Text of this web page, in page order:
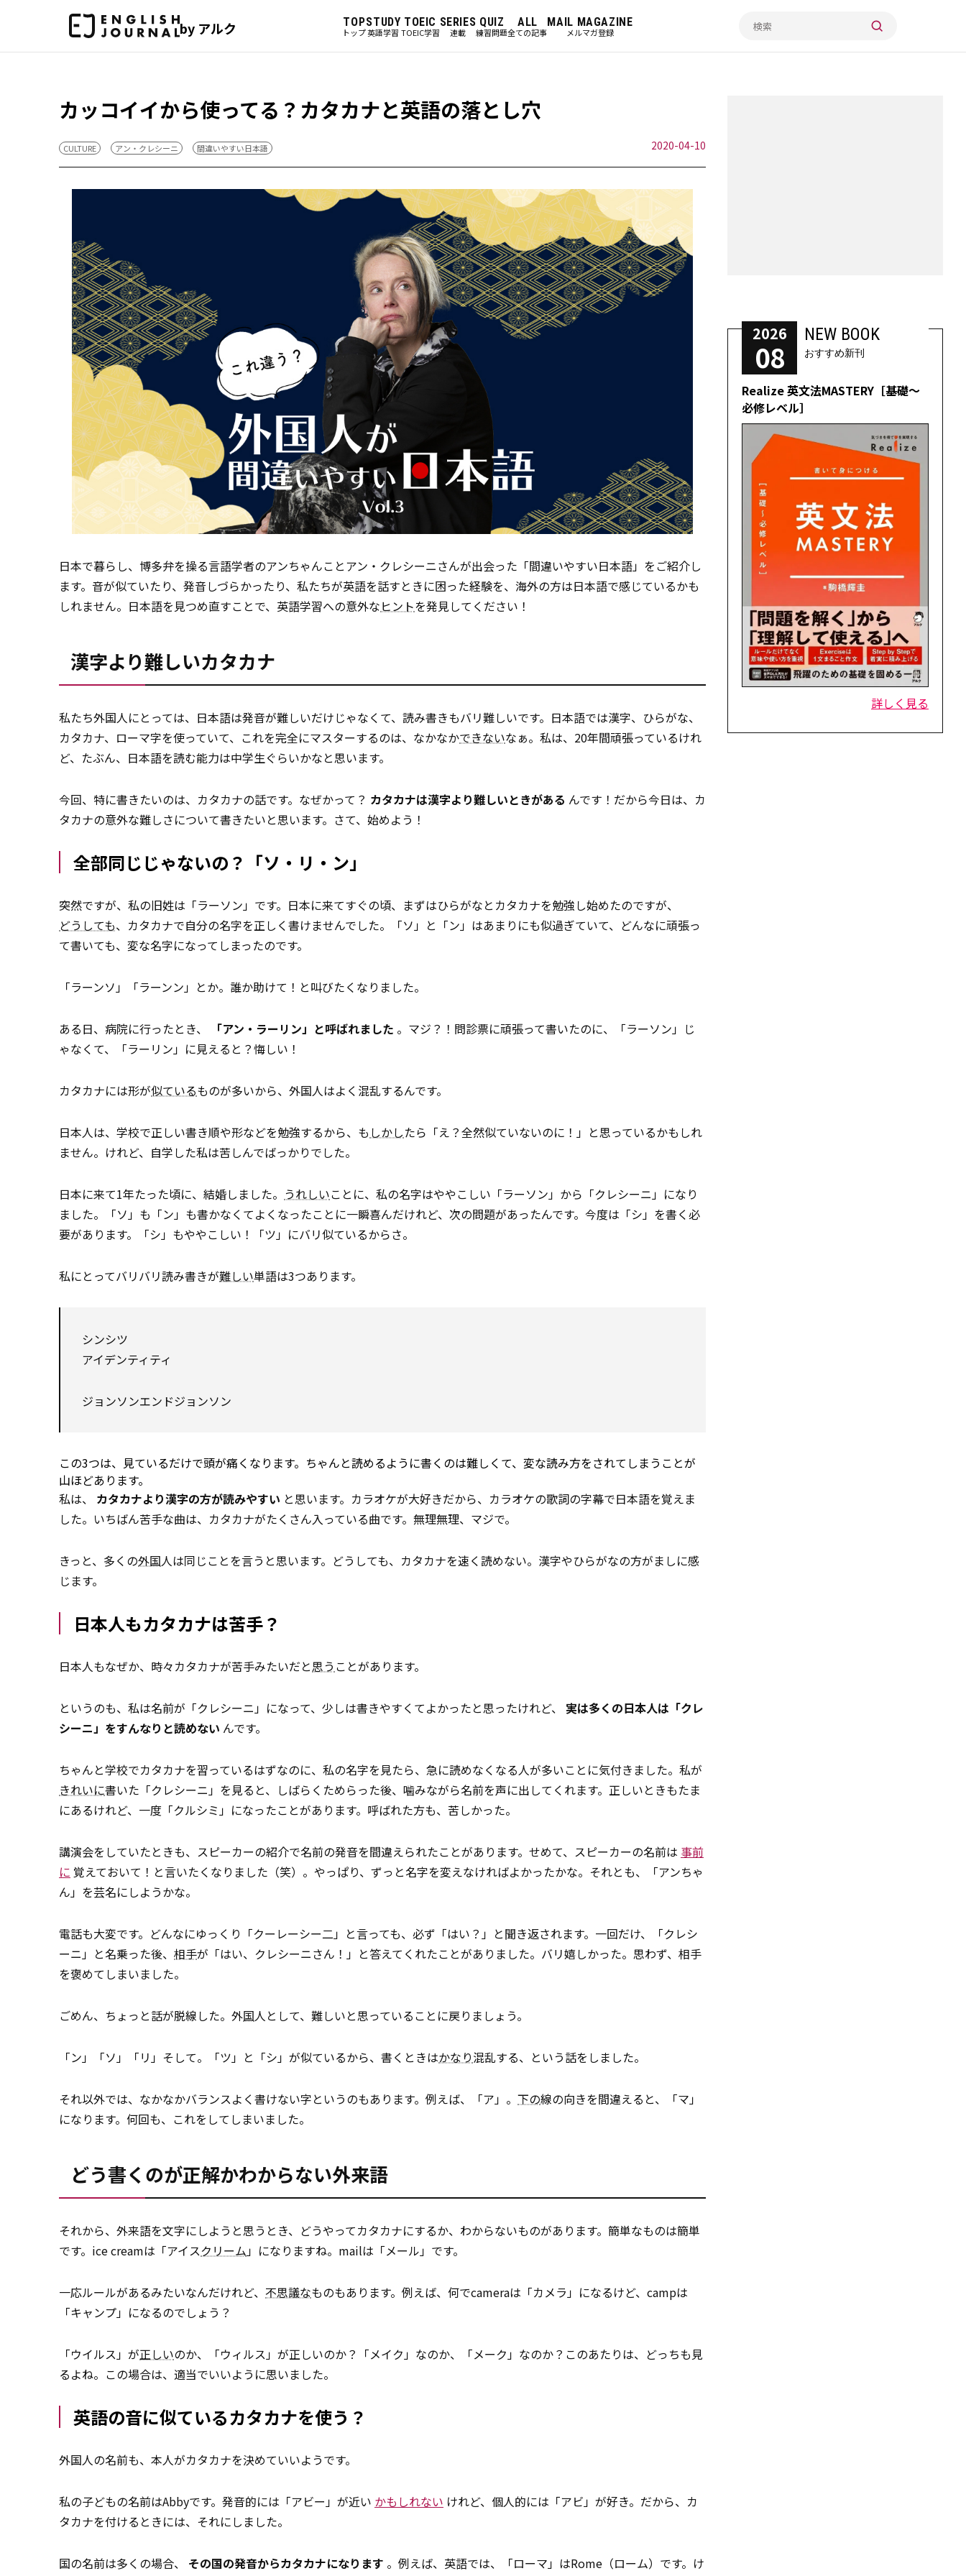
by アルク TOP
トップ
STUDY
英語学習
TOEIC
TOEIC学習
SERIES
連載
QUIZ
練習問題
ALL
全ての記事
MAIL MAGAZINE
メルマガ登録
カッコイイから使ってる？カタカナと英語の落とし穴
CULTURE アン・クレシーニ 間違いやすい日本語 2020-04-10
日本で暮らし、博多弁を操る言語学者のアンちゃんことアン・クレシーニさんが出会った「間違いやすい日本語」をご紹介し
ます。音が似ていたり、発音しづらかったり、私たちが英語を話すときに困った経験を、海外の方は日本語で感じているかも
しれません。日本語を見つめ直すことで、英語学習への意外なヒントを発見してください！
漢字より難しいカタカナ
私たち外国人にとっては、日本語は発音が難しいだけじゃなくて、読み書きもバリ難しいです。日本語では漢字、ひらがな、
カタカナ、ローマ字を使っていて、これを完全にマスターするのは、なかなかできないなぁ。私は、20年間頑張っているけれ
ど、たぶん、日本語を読む能力は中学生ぐらいかなと思います。
今回、特に書きたいのは、カタカナの話です。なぜかって？ カタカナは漢字より難しいときがある んです！だから今日は、カ
タカナの意外な難しさについて書きたいと思います。さて、始めよう！
全部同じじゃないの？「ソ・リ・ン」
突然ですが、私の旧姓は「ラーソン」です。日本に来てすぐの頃、まずはひらがなとカタカナを勉強し始めたのですが、
どうしても、カタカナで自分の名字を正しく書けませんでした。「ソ」と「ン」はあまりにも似過ぎていて、どんなに頑張っ
て書いても、変な名字になってしまったのです。
「ラーンソ」「ラーンン」とか。誰か助けて！と叫びたくなりました。
ある日、病院に行ったとき、 「アン・ラーリン」と呼ばれました 。マジ？！問診票に頑張って書いたのに、「ラーソン」じ
ゃなくて、「ラーリン」に見えると？悔しい！
カタカナには形が似ているものが多いから、外国人はよく混乱するんです。
日本人は、学校で正しい書き順や形などを勉強するから、も しかしたら「え？全然似ていないのに！」と思っているかもしれ
ません。けれど、自学した私は苦しんでばっかりでした。
日本に来て1年たった頃に、結婚しました。 うれしいことに、私の名字はややこしい「ラーソン」から「クレシーニ」になり
ました。「ソ」も「ン」も書かなくてよくなったことに一瞬喜んだけれど、次の問題があったんです。今度は「シ」を書く必
要があります。「シ」もややこしい！「ツ」にバリ似ているからさ。
私にとってバリバリ読み書きが難しい単語は3つあります。
シンシツ
アイデンティティ
ジョンソンエンドジョンソン
この3つは、見ているだけで頭が痛くなります。ちゃんと読めるように書くのは難しくて、変な読み方をされてしまうことが
山ほどあります。
私は、 カタカナより漢字の方が読みやすい と思います。カラオケが大好きだから、カラオケの歌詞の字幕で日本語を覚えま
した。いちばん苦手な曲は、カタカナがたくさん入っている曲です。無理無理、マジで。
きっと、多くの外国人は同じことを言うと思います。どうしても、カタカナを速く読めない。漢字やひらがなの方がましに感
じます。
日本人もカタカナは苦手？
日本人もなぜか、時々カタカナが苦手みたいだと思う ことがあります。
というのも、私は名前が「クレシーニ」になって、少しは書きやすくてよかったと思ったけれど、 実は多くの日本人は「クレ
シーニ」をすんなりと読めない んです。
ちゃんと学校でカタカナを習っているはずなのに、私の名字を見たら、急に読めなくなる人が多いことに気付きました。私が
きれいに書いた「クレシーニ」を見ると、しばらくためらった後、噛みながら名前を声に出してくれます。正しいときもたま
にあるけれど、一度「クルシミ」になったことがあります。呼ばれた方も、苦しかった。
講演会をしていたときも、スピーカーの紹介で名前の発音を間違えられたことがあります。せめて、スピーカーの名前は 事前
に 覚えておいて！と言いたくなりました（笑）。やっぱり、ずっと名字を変えなければよかったかな。それとも、「アンちゃ
ん」を芸名にしようかな。
電話も大変です。どんなにゆっくり「クーレーシー二」と言っても、必ず「はい？」と聞き返されます。一回だけ、「クレシ
ーニ」と名乗った後、 相手が「はい、クレシーニさん！」と答えてくれたことがありました。バリ嬉しかった。思わず、相手
を褒めてしまいました。
ごめん、ちょっと話が脱線した。外国人として、難しいと思っていることに戻りましょう。
「ン」「ソ」「リ」そして。「ツ」と「シ」が似ているから、書くときはかなり混乱する、という話をしました。
それ以外では、なかなかバランスよく書けない字というのもあります。例えば、「ア」。 下の線の向きを間違えると、「マ」
になります。何回も、これをしてしまいました。
どう書くのが正解かわからない外来語
それから、外来語を文字にしようと思うとき、どうやってカタカナにするか、わからないものがあります。簡単なものは簡単
です。ice creamは「アイスクリーム」になりますね。mailは「メール」です。
一応ルールがあるみたいなんだけれど、 不思議なものもあります。例えば、何でcameraは「カメラ」になるけど、campは
「キャンプ」になるのでしょう？
「ウイルス」が正しいのか、「ウィルス」が正しいのか？「メイク」なのか、「メーク」なのか？このあたりは、どっちも見
るよね。この場合は、適当でいいように思いました。
英語の音に似ているカタカナを使う？
外国人の名前も、本人がカタカナを決めていいようです。
私の子どもの名前はAbbyです。発音的には「アビー」が近い かもしれない けれど、個人的には「アビ」が好き。だから、カ
タカナを付けるときには、それにしました。
国の名前は多くの場合、 その国の発音からカタカナになります 。例えば、英語では、「ローマ」はRome（ローム）です。け
2026
08
NEW BOOK
おすすめ新刊
Realize 英文法MASTERY［基礎～
必修レベル］
詳しく見る